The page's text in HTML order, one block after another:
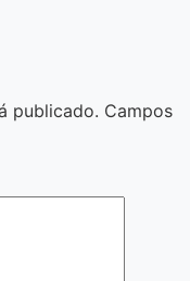
publicado. Campos